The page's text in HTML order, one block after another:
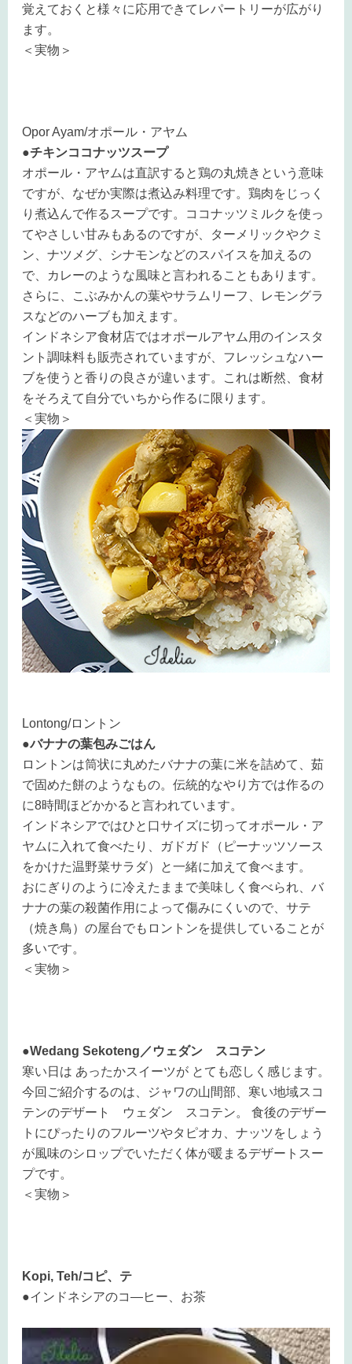
覚えておくと様々に応用できてレパートリーが広がり
ます。
＜実物＞
Opor Ayam/オポール・アヤム
●チキンココナッツスープ
オポール・アヤムは直訳すると鶏の丸焼きという意味
ですが、なぜか実際は煮込み料理です。 鶏肉をじっく
り煮込んで作るスープです。ココナッツミルクを使っ
てやさしい甘みもあるのですが、ターメリックやクミ
ン、ナツメグ、シナモンなどのスパイスを加えるの
で、カレーのような風味と言われることもあります。
さらに、こぶみかんの葉やサラムリーフ、レモングラ
スなどのハーブも加えます。
インドネシア食材店ではオポールアヤム用のインスタ
ント調味料も販売されていますが、フレッシュなハー
ブを使うと香りの良さが違います。これは断然、食材
をそろえて自分でいちから作るに限ります。
＜実物＞
Lontong/ロントン
●バナナの葉包みごはん
ロントンは筒状に丸めたバナナの葉に米を詰めて、茹
で固めた餅のようなもの。伝統的なやり方では作るの
に8時間ほどかかると言われています。
インドネシアではひと口サイズに切ってオポール・ア
ヤムに入れて食べたり、ガドガド（ピーナッツソース
をかけた温野菜サラダ）と一緒に加えて食べます。
おにぎりのように冷えたままで美味しく食べられ、バ
ナナの葉の殺菌作用によって傷みにくいので、サテ
（焼き鳥）の屋台でもロントンを提供していることが
多いです。
＜実物＞
●Wedang Sekoteng／ウェダン スコテン
寒い日は あったかスイーツが とても恋しく感じます。
今回ご紹介するのは、ジャワの山間部、寒い地域スコ
テンのデザート ウェダン スコテン。 食後のデザー
トにぴったりのフルーツやタピオカ、ナッツをしょう
が風味のシロップでいただく体が暖まるデザートスー
プです。
＜実物＞
Kopi, Teh/コピ、テ
●インドネシアのコ―ヒー、お茶